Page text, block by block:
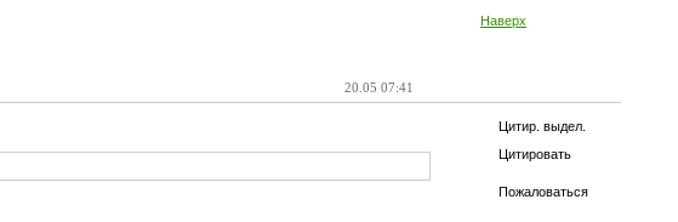
Наверх
20.05 07:41
Цитир. выдел.
Цитировать
Пожаловаться